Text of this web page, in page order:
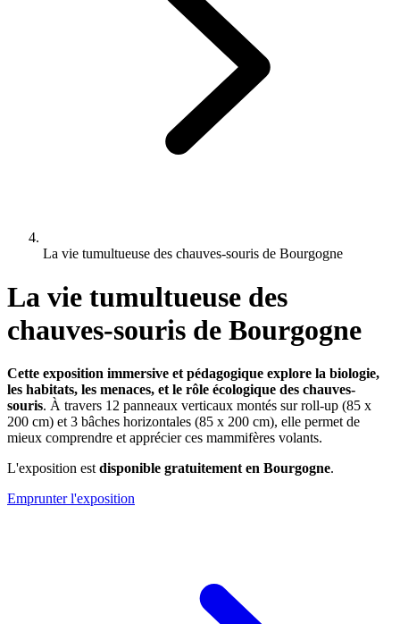
La vie tumultueuse des chauves-souris de Bourgogne
La vie tumultueuse des
chauves-souris de Bourgogne
Cette exposition immersive et pédagogique explore la biologie,
les habitats, les menaces, et le rôle écologique des chauves-
souris. À travers 12 panneaux verticaux montés sur roll-up (85 x
200 cm) et 3 bâches horizontales (85 x 200 cm), elle permet de
mieux comprendre et apprécier ces mammifères volants.
L'exposition estdisponible gratuitement en Bourgogne.
Emprunter l'exposition